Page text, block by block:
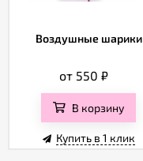
Воздушные шарики
от 550₽
В корзину
Купить в 1 клик